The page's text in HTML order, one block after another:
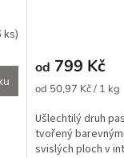
ks)
produktu
4,0
z
5
hvězdiček.
od 799 Kč
Měrná
od 50,97 Kč / 1 kg
Ušlechtilý druh
tvořený
svislých ploch v